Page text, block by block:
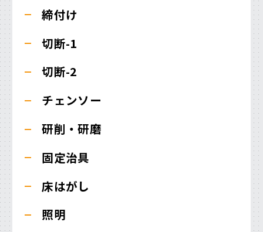
締付け
切断-1
切断-2
チェンソー
研削・研磨
固定治具
床はがし
照明